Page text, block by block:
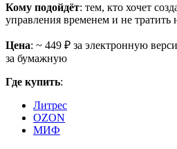
Кому подойдёт: тем, кто хочет
управления временем и не
Цена: ~ 449 ₽ за электронную
за бумажную
Где купить:
Литрес
OZON
МИФ